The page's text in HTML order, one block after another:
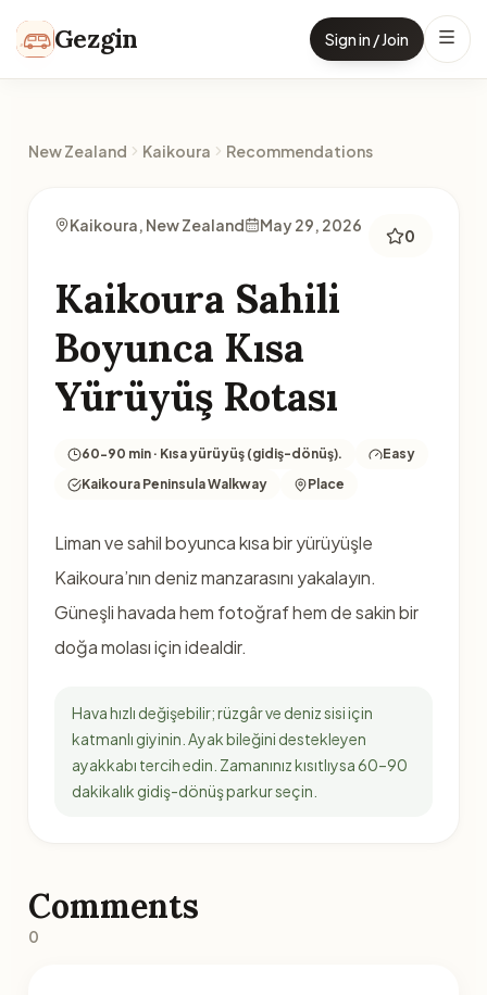
Gezgin Sign in / Join
New Zealand Kaikoura Recommendations
Kaikoura, New Zealand May 29, 2026
0
Kaikoura Sahili
Boyunca Kısa
Yürüyüş Rotası
60-90 min · Kısa yürüyüş (gidiş-dönüş).
Easy
Kaikoura Peninsula Walkway
Place
Liman ve sahil boyunca kısa bir yürüyüşle
Kaikoura’nın deniz manzarasını yakalayın.
Güneşli havada hem fotoğraf hem de sakin bir
doğa molası için idealdir.
Hava hızlı değişebilir; rüzgâr ve deniz sisi için
katmanlı giyinin. Ayak bileğini destekleyen
ayakkabı tercih edin. Zamanınız kısıtlıysa 60–90
dakikalık gidiş-dönüş parkur seçin.
Comments
0